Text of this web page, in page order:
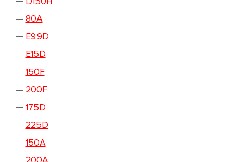
80A
E9.9D
E15D
150F
200F
175D
225D
150A